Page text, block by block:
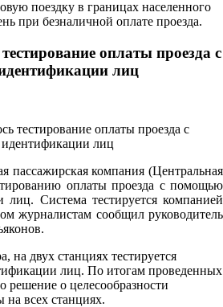
поездку в границах населенного
при безналичной оплате проезда.
оплаты проезда с
лиц
пассажирская компания (Центральная
оплаты проезда с помощью
лиц. Система тестируется компанией
журналистам сообщил руководитель
на двух станциях тестируется
лиц. По итогам проведенных
решение о целесообразности
на всех станциях.